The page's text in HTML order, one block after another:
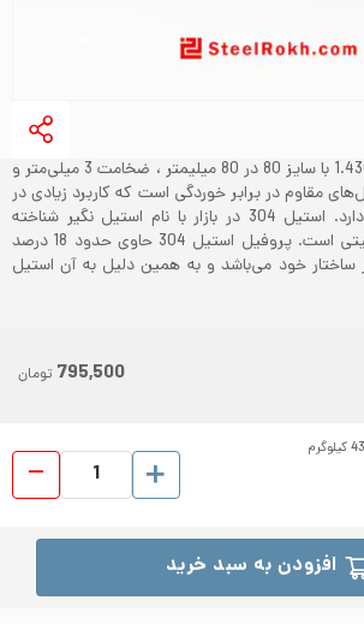
پروفیل استیل 304 یا 1.4301 با سایز 80 در 80 میلیمتر ، ضخامت 3 میلی‌متر و
مقاوم در برابر خوردگی است که کاربرد زیادی در
صنعت و ساخت و ساز دارد. استیل 304 در بازار با نام استیل نگیر شناخته
می‌شود و یک آلیاژ آستنیتی است. پروفیل استیل 304 حاوی حدود 18 درصد
در ساختار خود می‌باشد و به همین دلیل به آن استیل
795,500 تومان
کیلوگرم
افزودن به سبد خرید